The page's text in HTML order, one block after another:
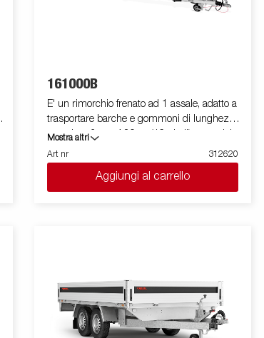
scopo illustrativo e potrebbero differire
161000B
E' un rimorchio frenato ad 1 assale, adatto a
trasportare barche e gommoni di lunghezza
massima fino a 4,80 m (16 piedi), con telaio
a V che garantisce robustezza ed ottima
stabilità durante il traino. La sua dotazione
standard prevede una slitta posteriore
ribaltabile e rulli laterali ad alta resistenza. Il
sono impermeabili. Il supporto argano è
regolabile su vari gradi di libertà, garantendo
estrema flessibilità durante il posizionamento
ed l'alloggiamento dell'imbarcazione. La
Mostra altri
Art nr
312620
Aggiungi al carrello